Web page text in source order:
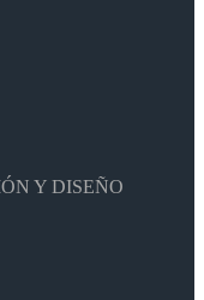
Y DISEÑO